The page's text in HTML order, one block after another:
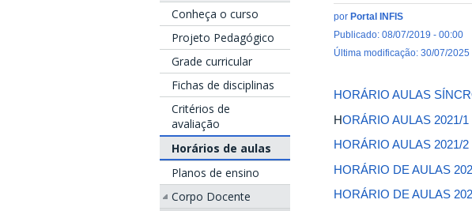
Conheça o curso
Projeto Pedagógico
Grade curricular
Fichas de disciplinas
Critérios de
avaliação
Horários de aulas
Planos de ensino
Corpo Docente
por Portal INFIS
Publicado: 08/07/2019 - 00:00
Última modificação: 30/07/2025
HORÁRIO AULAS
HORÁRIO AULAS 2021/1
HORÁRIO AULAS 2021/2
HORÁRIO DE AULAS
HORÁRIO DE AULAS